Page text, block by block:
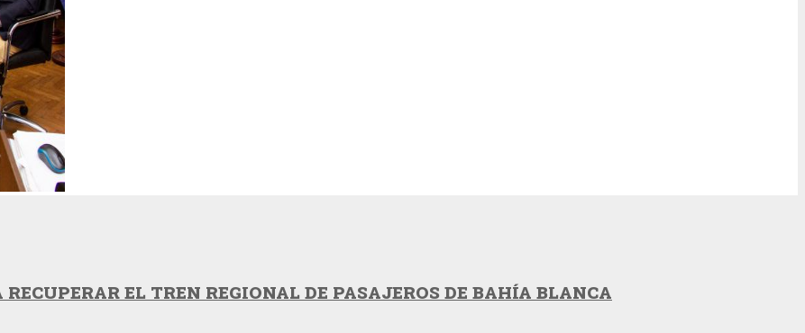
EL TREN REGIONAL DE PASAJEROS DE BAHÍA BLANCA